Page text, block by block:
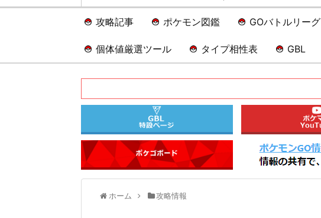
攻略記事 ポケモン図鑑 GOバトルリーグ
個体値厳選ツール タイプ相性表 GBL
ホーム 攻略情報